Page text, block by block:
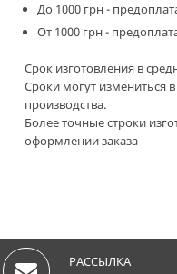
До 1000 грн -
От 1000 грн -
Срок изготовления в
Сроки могут измениться
производства.
Более точные строки
оформлении заказа
РАССЫЛКА